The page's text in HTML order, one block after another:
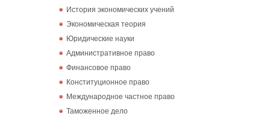
История экономических учений
Экономическая теория
Юридические науки
Административное право
Финансовое право
Конституционное право
Международное частное право
Таможенное дело